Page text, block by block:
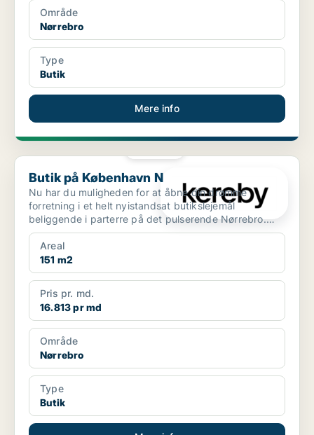
Område
Nørrebro
Type
Butik
Mere info
Butik på København N
Butik på København N
Nu har du muligheden for at åbne din drømme
forretning i et helt nyistandsat butikslejemål
beliggende i parterre på det pulserende Nørrebro.
Lejemålet b...
Areal
151 m2
Pris pr. md.
16.813 pr md
Område
Nørrebro
Type
Butik